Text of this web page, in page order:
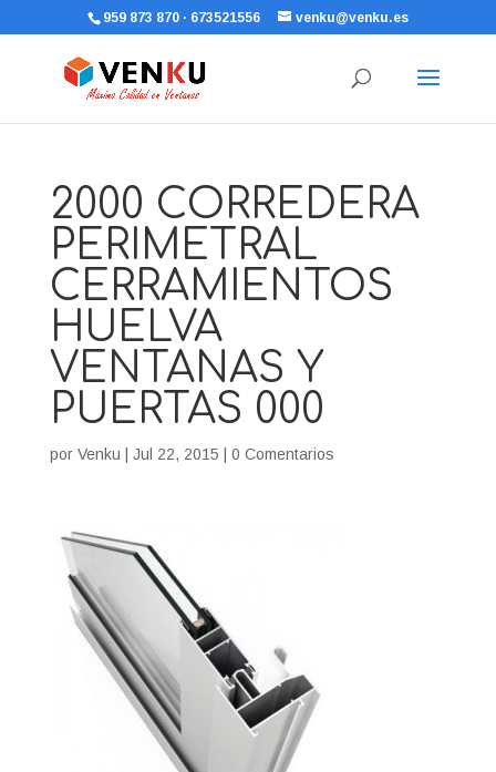
959 873 870 · 673521556 venku@venku.es
2000 CORREDERA
PERIMETRAL
CERRAMIENTOS
HUELVA
VENTANAS Y
PUERTAS 000
por Venku Jul 22, 2015 0 Comentarios